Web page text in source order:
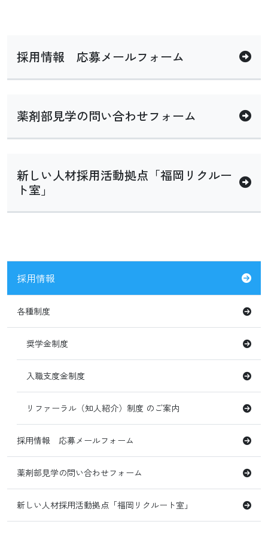
採用情報 応募メールフォーム
薬剤部見学の問い合わせフォーム
新しい人材採用活動拠点「福岡リクルー
ト室」
採用情報
各種制度
奨学金制度
入職支度金制度
リファーラル（知人紹介）制度 のご案内
採用情報 応募メールフォーム
薬剤部見学の問い合わせフォーム
新しい人材採用活動拠点「福岡リクルート室」